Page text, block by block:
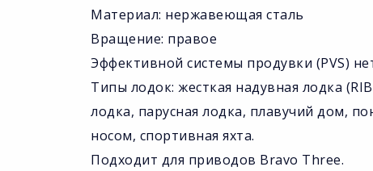
Материал: нержавеющая сталь
Вращение: правое
Эффективной системы продувки (PVS)
Типы лодок: жесткая надувная лодка
лодка, парусная лодка, плавучий дом,
носом, спортивная яхта.
Подходит для приводов Bravo Three.